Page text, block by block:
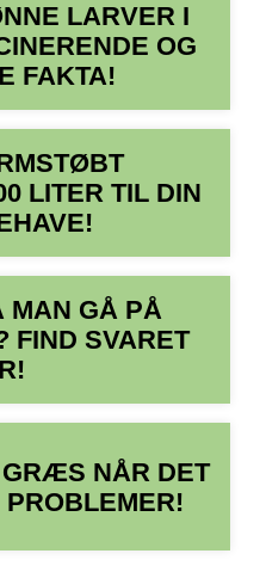
LARVER I
OG
FAKTA!
LITER TIL DIN
MAN GÅ PÅ
FIND SVARET
NÅR DET